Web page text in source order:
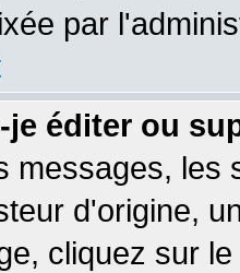
par
éditer ou
messages, les
d'origine,
cliquez sur